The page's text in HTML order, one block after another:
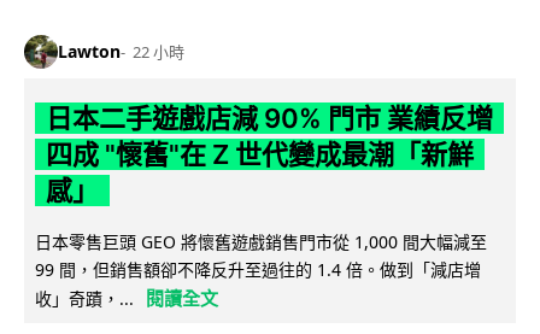
Lawton 22 小時
日本二手遊戲店減 90% 門市 業績反增
四成 "懷舊"在 Z 世代變成最潮「新鮮
感」
日本零售巨頭 GEO 將懷舊遊戲銷售門市從 1,000 間大幅減至
99 間，但銷售額卻不降反升至過往的 1.4 倍。做到「減店增
收」奇蹟，...
閱讀全文